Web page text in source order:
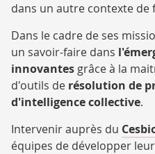
dans un autre contexte
Dans le cadre de ses
un savoir-faire dans
innovantes grâce à la
d'outils de résolution de
d'intelligence collective.
Intervenir auprès du
équipes de développer